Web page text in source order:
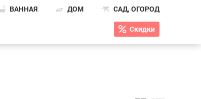
ВАННАЯ ДОМ САД, ОГОРОД
Скидки